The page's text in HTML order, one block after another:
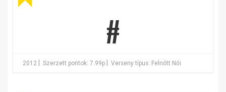
#
2012 Szerzett pontok: 7.99p Verseny típus: Felnőtt Női